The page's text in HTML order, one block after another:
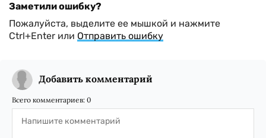
Заметили ошибку?
Пожалуйста, выделите ее мышкой и нажмите
Ctrl+Enter или Отправить ошибку
Добавить комментарий
Всего комментариев: 0